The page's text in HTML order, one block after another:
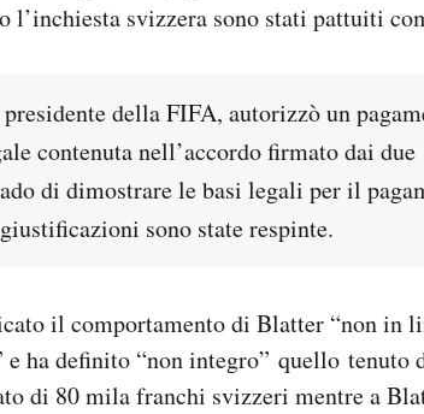
l’inchiesta svizzera sono stati pattuiti
della FIFA, autorizzò un
contenuta nell’accordo firmato dai
di dimostrare le basi legali per il
sono state respinte.
il comportamento di Blatter “non in
ha definito “non integro” quello tenuto
di 80 mila franchi svizzeri mentre a